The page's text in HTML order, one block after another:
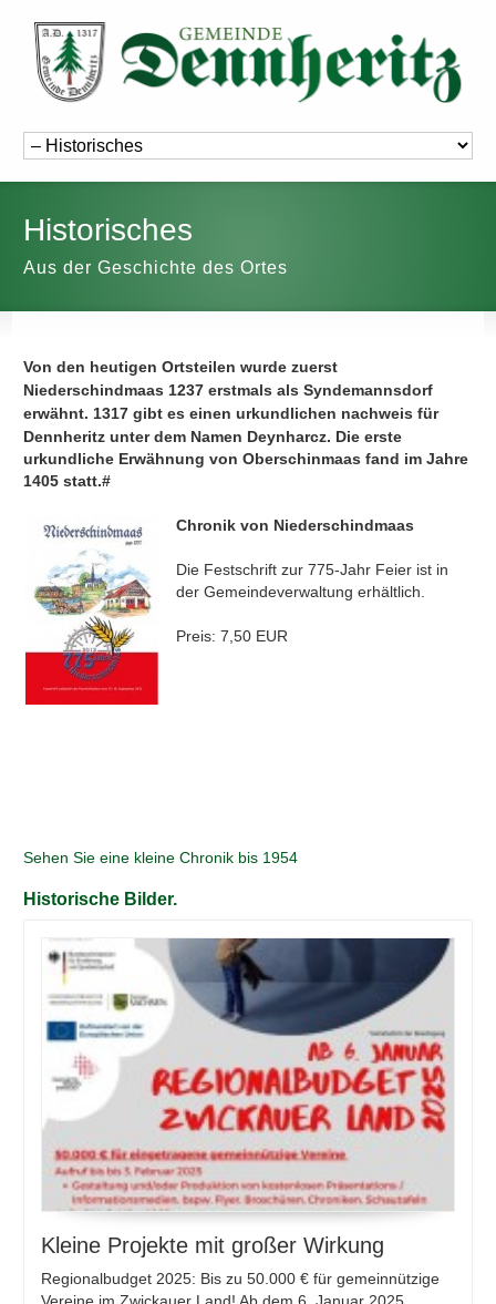
Historisches
Aus der Geschichte des Ortes
Von den heutigen Ortsteilen wurde zuerst
Niederschindmaas 1237 erstmals als Syndemannsdorf
erwähnt. 1317 gibt es einen urkundlichen nachweis für
Dennheritz unter dem Namen Deynharcz. Die erste
urkundliche Erwähnung von Oberschinmaas fand im Jahre
1405 statt.#
Chronik von Niederschindmaas
Die Festschrift zur 775-Jahr Feier ist in
der Gemeindeverwaltung erhältlich.
Preis: 7,50 EUR
Sehen Sie eine kleine Chronik bis 1954
Historische Bilder.
Kleine Projekte mit großer Wirkung
Regionalbudget 2025: Bis zu 50.000 € für gemeinnützige